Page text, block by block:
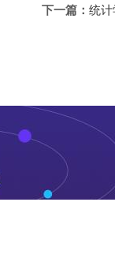
下一篇： 统